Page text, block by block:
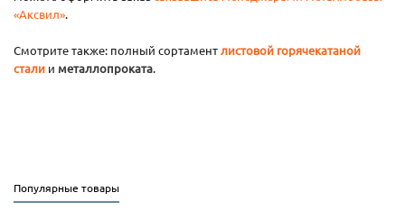
«Аксвил».
Смотрите также: полный сортаментлистовой горячекатаной
стали и металлопроката.
Популярные товары